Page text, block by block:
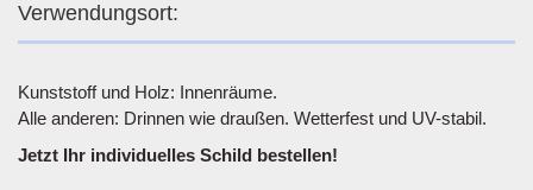
Verwendungsort:
Kunststoff und Holz: Innenräume.
Alle anderen: Drinnen wie draußen. Wetterfest und UV-stabil.
Jetzt Ihr individuelles Schild bestellen!